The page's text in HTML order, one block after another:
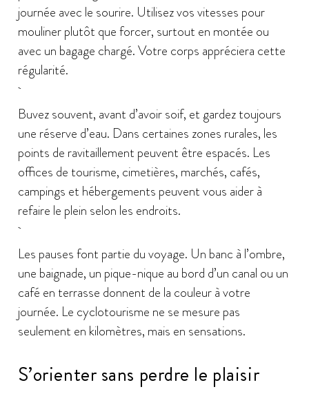
journée avec le sourire. Utilisez vos vitesses pour
mouliner plutôt que forcer, surtout en montée ou
avec un bagage chargé. Votre corps appréciera cette
régularité.
Buvez souvent, avant d’avoir soif, et gardez toujours
une réserve d’eau. Dans certaines zones rurales, les
points de ravitaillement peuvent être espacés. Les
offices de tourisme, cimetières, marchés, cafés,
campings et hébergements peuvent vous aider à
refaire le plein selon les endroits.
Les pauses font partie du voyage. Un banc à l’ombre,
une baignade, un pique-nique au bord d’un canal ou un
café en terrasse donnent de la couleur à votre
journée. Le cyclotourisme ne se mesure pas
seulement en kilomètres, mais en sensations.
S’orienter sans perdre le plaisir